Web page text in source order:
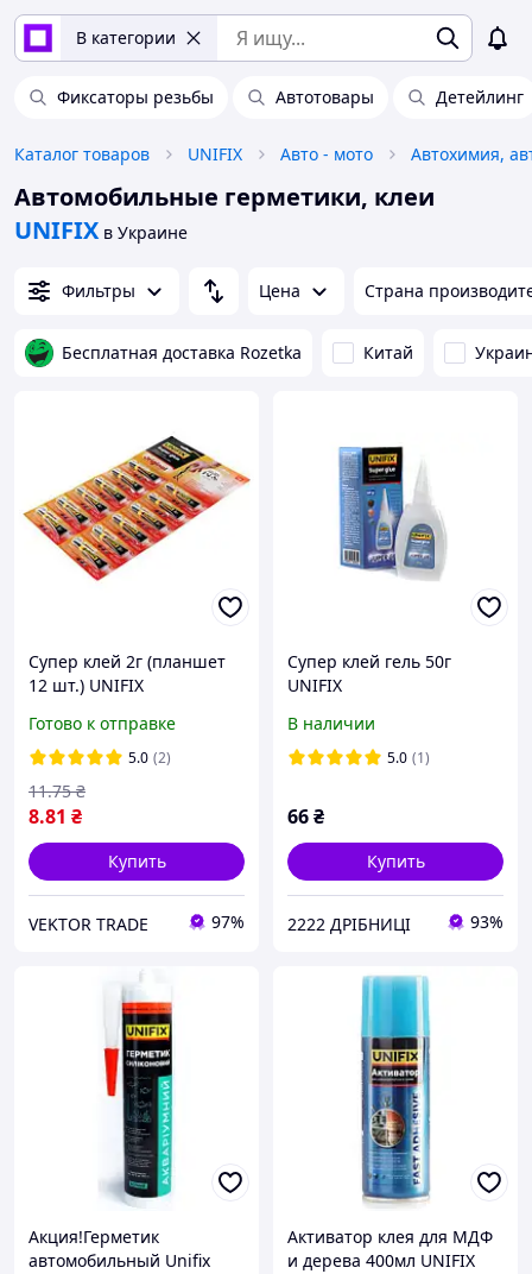
В категории
Фиксаторы резьбы Автотовары Детейлинг
Каталог товаров UNIFIX Авто - мото
Автомобильные герметики, клеи
UNIFIX в Украине
Фильтры Цена Страна
Бесплатная доставка Rozetka Китай
Супер клей 2г (планшет
12 шт.) UNIFIX
Готово к отправке
5.0 (2)
8.81 ₴
11.75 ₴
Купить
VEKTOR TRADE 97%
Супер клей гель 50г
UNIFIX
В наличии
5.0 (1)
66₴
Купить
2222 ДРІБНИЦІ 93%
Акция!Герметик
автомобильный Unifix
Активатор клея для МДФ
и дерева 400мл UNIFIX